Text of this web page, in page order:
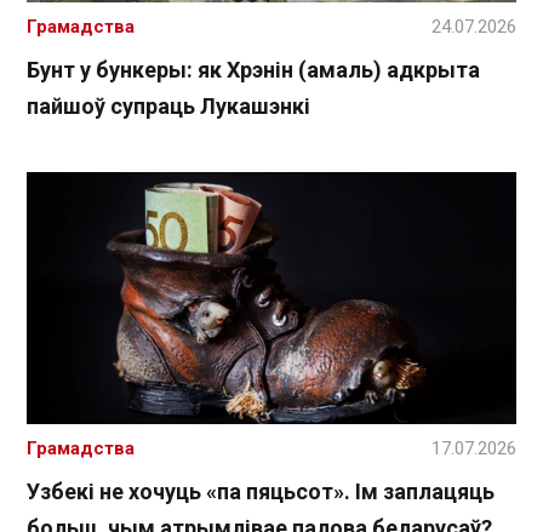
Бунт у бункеры: як Хрэнін (амаль) адкрыта
пайшоў супраць Лукашэнкі
Грамадства 24.07.2026
Узбекі не хочуць «па пяцьсот». Ім заплацяць
Грамадства 17.07.2026